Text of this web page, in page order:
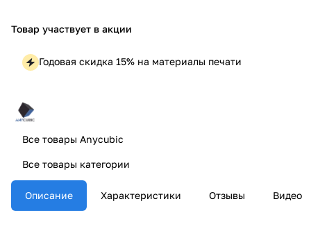
Товар участвует в акции
Годовая скидка 15% на материалы печати
Все товары Anycubic
Все товары категории
Описание Характеристики Отзывы Видео